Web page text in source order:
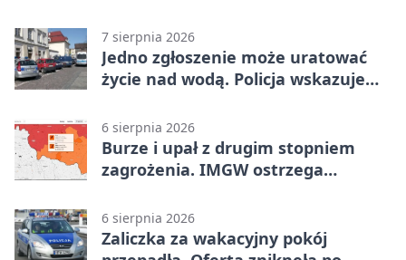
7 sierpnia 2026
Jedno zgłoszenie może uratować
życie nad wodą. Policja wskazuje
6 sierpnia 2026
Burze i upał z drugim stopniem
zagrożenia. IMGW ostrzega
6 sierpnia 2026
Zaliczka za wakacyjny pokój